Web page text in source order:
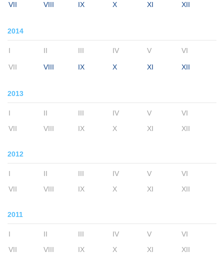
VII VIII IX X XI XII
2014
I II III IV V VI
VII VIII IX X XI XII
2013
I II III IV V
VI
VII
VIII IX X XI XII
2012
I II III IV V
VI
VII
VIII IX X XI XII
2011
I II III IV V
VI
VII
VIII IX X XI XII